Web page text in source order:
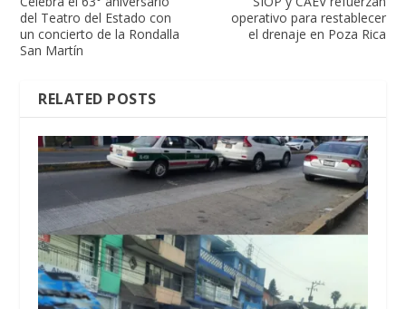
del Teatro del Estado con
un concierto de la Rondalla
San Martín
operativo para restablecer
el drenaje en Poza Rica
RELATED POSTS